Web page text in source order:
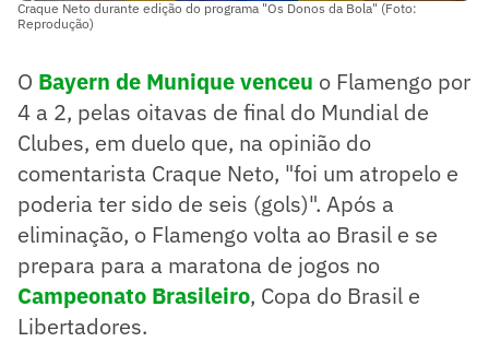
Craque Neto durante edição do programa "Os Donos da Bola" (Foto:
Reprodução)
O Bayern de Munique venceu o Flamengo por
4 a 2, pelas oitavas de final do Mundial de
Clubes, em duelo que, na opinião do
comentarista Craque Neto, "foi um atropelo e
poderia ter sido de seis (gols)". Após a
eliminação, o Flamengo volta ao Brasil e se
prepara para a maratona de jogos no
Campeonato Brasileiro, Copa do Brasil e
Libertadores.